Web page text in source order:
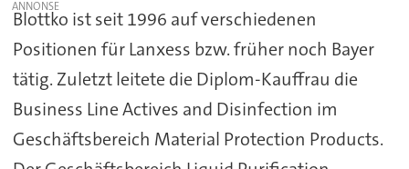
Blottko ist seit 1996 auf verschiedenen
Positionen für Lanxess bzw. früher noch Bayer
tätig. Zuletzt leitete die Diplom-Kauffrau die
Business Line Actives and Disinfection im
Geschäftsbereich Material Protection Products.